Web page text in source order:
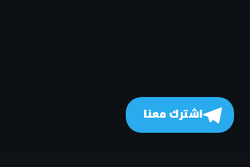
اشترك معنا